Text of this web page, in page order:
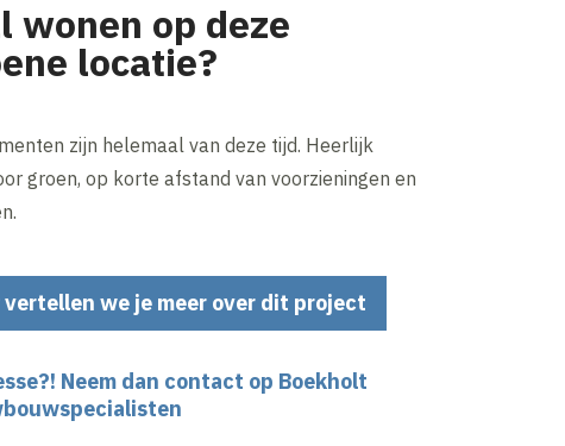
wonen op deze
locatie?
zijn helemaal van deze tijd. Heerlijk
groen, op korte afstand van voorzieningen en
vertellen we je meer over dit project
Neem dan contact op Boekholt